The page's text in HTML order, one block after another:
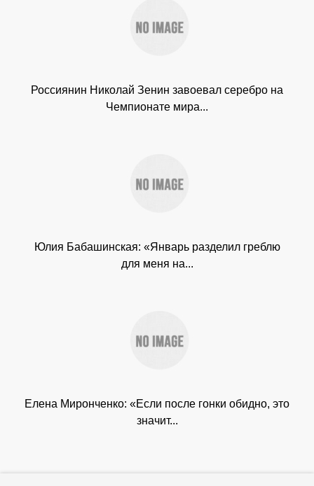
Россиянин Николай Зенин завоевал серебро на
Чемпионате мира...
Юлия Бабашинская: «Январь разделил греблю
для меня на...
Елена Миронченко: «Если после гонки обидно, это
значит...